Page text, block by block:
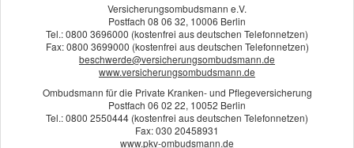
vor, wenn aus gesundheitlichen Gründen Ihre Erwerbsfähigkeit
– egal in welchem Beruf – gemindert ist. Ihr zuletzt ausgeübter
Beruf und das daraus erzielte Einkommen spielen dabei keine
Rolle. Jede Tätigkeit gilt zunächst als zumutbar, bevor Sie
Leistungen erhalten.
Mit einer selbstständigen Berufsunfähigkeitsversicherung
nehmen Sie Ihre Vorsorge selbst in die Hand. Sie sichern sich
Versicherungsombudsmann e.V.
Postfach 08 06 32, 10006 Berlin
Tel.: 0800 3696000 (kostenfrei aus deutschen Telefonnetzen)
Fax: 0800 3699000 (kostenfrei aus deutschen Telefonnetzen)
beschwerde@versicherungsombudsmann.de
www.versicherungsombudsmann.de
Ombudsmann für die Private Kranken- und Pflegeversicherung
Postfach 06 02 22, 10052 Berlin
Tel.: 0800 2550444 (kostenfrei aus deutschen Telefonnetzen)
Fax: 030 20458931
www.pkv-ombudsmann.de